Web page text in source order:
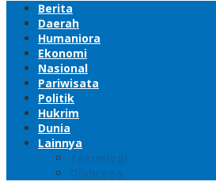
Berita
Daerah
Humaniora
Ekonomi
Nasional
Pariwisata
Politik
Hukrim
Dunia
Lainnya
Teknologi
Olahraga